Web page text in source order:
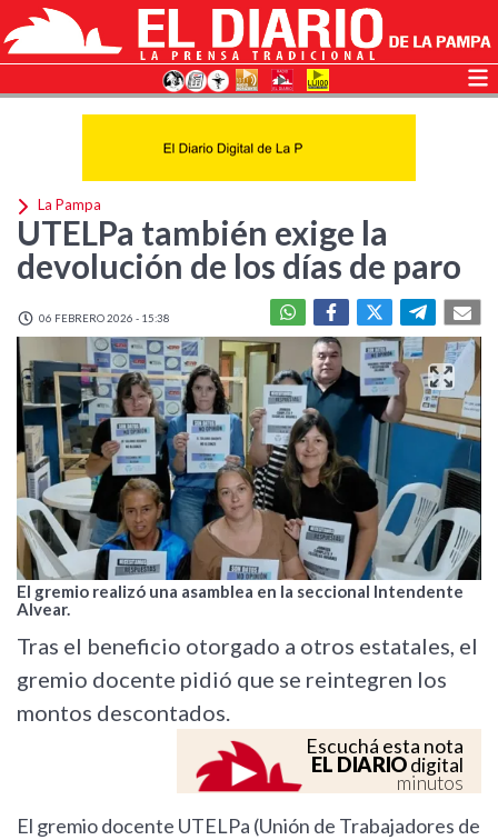
La Pampa
UTELPa también exige la
devolución de los días de paro
06 FEBRERO 2026 - 15:38
El gremio realizó una asamblea en la seccional Intendente
Alvear.
Tras el beneficio otorgado a otros estatales, el
gremio docente pidió que se reintegren los
montos descontados.
Escuchá esta nota
EL DIARIOdigital
minutos
El gremio docente UTELPa (Unión de Trabajadores de